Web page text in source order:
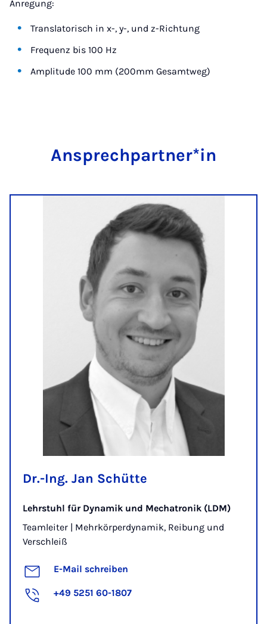
Anregung:
Translatorisch in x-, y-, und z-Richtung
Frequenz bis 100 Hz
Amplitude 100 mm (200mm Gesamtweg)
An­sprech­part­ner*in
Dr.-Ing. Jan Schütte
Lehrstuhl für Dynamik und Mechatronik (LDM)
Teamleiter | Mehrkörperdynamik, Reibung und
Verschleiß
E-Mail schreiben
+49 5251 60-1807